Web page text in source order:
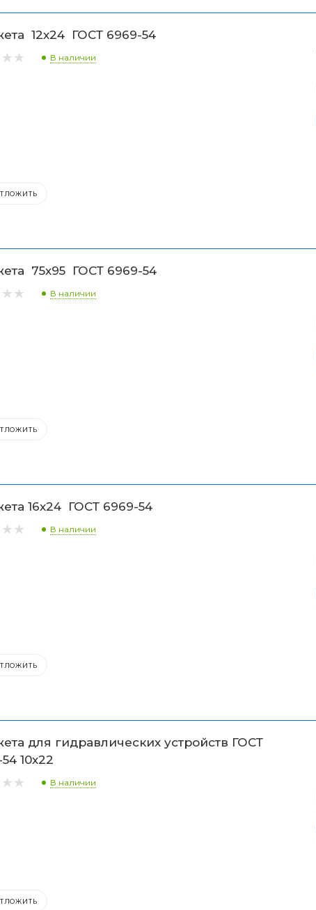
12х24 ГОСТ 6969-54
В наличии
75х95 ГОСТ 6969-54
В наличии
16х24 ГОСТ 6969-54
В наличии
для гидравлических устройств ГОСТ
10х22
В наличии